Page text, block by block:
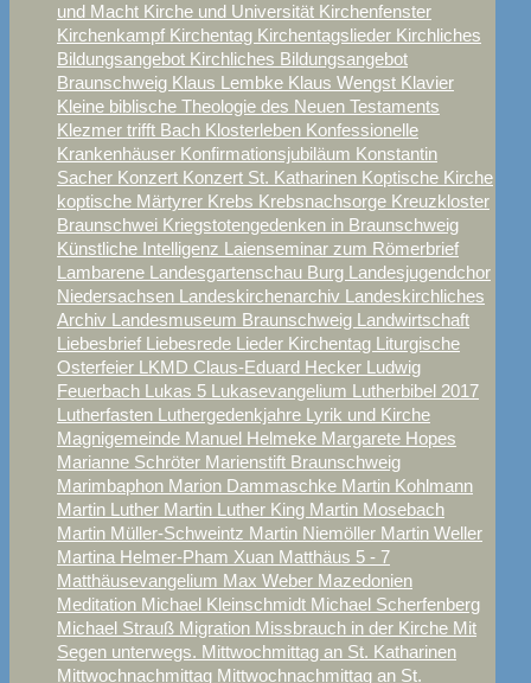
und Macht Kirche und Universität Kirchenfenster
Kirchenkampf Kirchentag Kirchentagslieder Kirchliches
Bildungsangebot Kirchliches Bildungsangebot
Braunschweig Klaus Lembke Klaus Wengst Klavier
Kleine biblische Theologie des Neuen Testaments
Klezmer trifft Bach Klosterleben Konfessionelle
Krankenhäuser Konfirmationsjubiläum Konstantin
Sacher Konzert Konzert St. Katharinen Koptische Kirche
koptische Märtyrer Krebs Krebsnachsorge Kreuzkloster
Braunschwei Kriegstotengedenken in Braunschweig
Künstliche Intelligenz Laienseminar zum Römerbrief
Lambarene Landesgartenschau Burg Landesjugendchor
Niedersachsen Landeskirchenarchiv Landeskirchliches
Archiv Landesmuseum Braunschweig Landwirtschaft
Liebesbrief Liebesrede Lieder Kirchentag Liturgische
Osterfeier LKMD Claus-Eduard Hecker Ludwig
Feuerbach Lukas 5 Lukasevangelium Lutherbibel 2017
Lutherfasten Luthergedenkjahre Lyrik und Kirche
Magnigemeinde Manuel Helmeke Margarete Hopes
Marianne Schröter Marienstift Braunschweig
Marimbaphon Marion Dammaschke Martin Kohlmann
Martin Luther Martin Luther King Martin Mosebach
Martin Müller-Schweintz Martin Niemöller Martin Weller
Martina Helmer-Pham Xuan Matthäus 5 - 7
Matthäusevangelium Max Weber Mazedonien
Meditation Michael Kleinschmidt Michael Scherfenberg
Michael Strauß Migration Missbrauch in der Kirche Mit
Segen unterwegs. Mittwochmittag an St. Katharinen
Mittwochnachmittag Mittwochnachmittag an St.